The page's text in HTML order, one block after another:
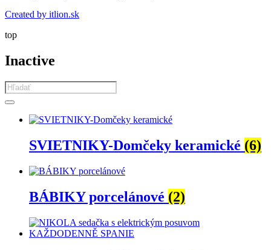
Created by itlion.sk
top
Inactive
Products
search
SVIETNIKY-Domčeky keramické (6)
BÁBIKY porcelánové (2)